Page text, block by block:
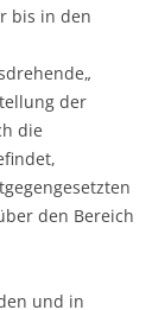
bis in den
der
die
den Bereich
und in